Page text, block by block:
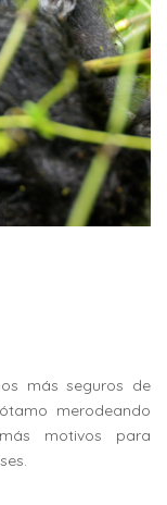
más seguros de
merodeando
motivos para